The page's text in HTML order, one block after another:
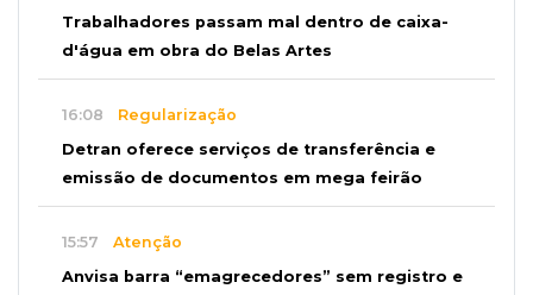
Trabalhadores passam mal dentro de caixa-
d'água em obra do Belas Artes
16:08 Regularização
Detran oferece serviços de transferência e
emissão de documentos em mega feirão
15:57 Atenção
Anvisa barra “emagrecedores” sem registro e